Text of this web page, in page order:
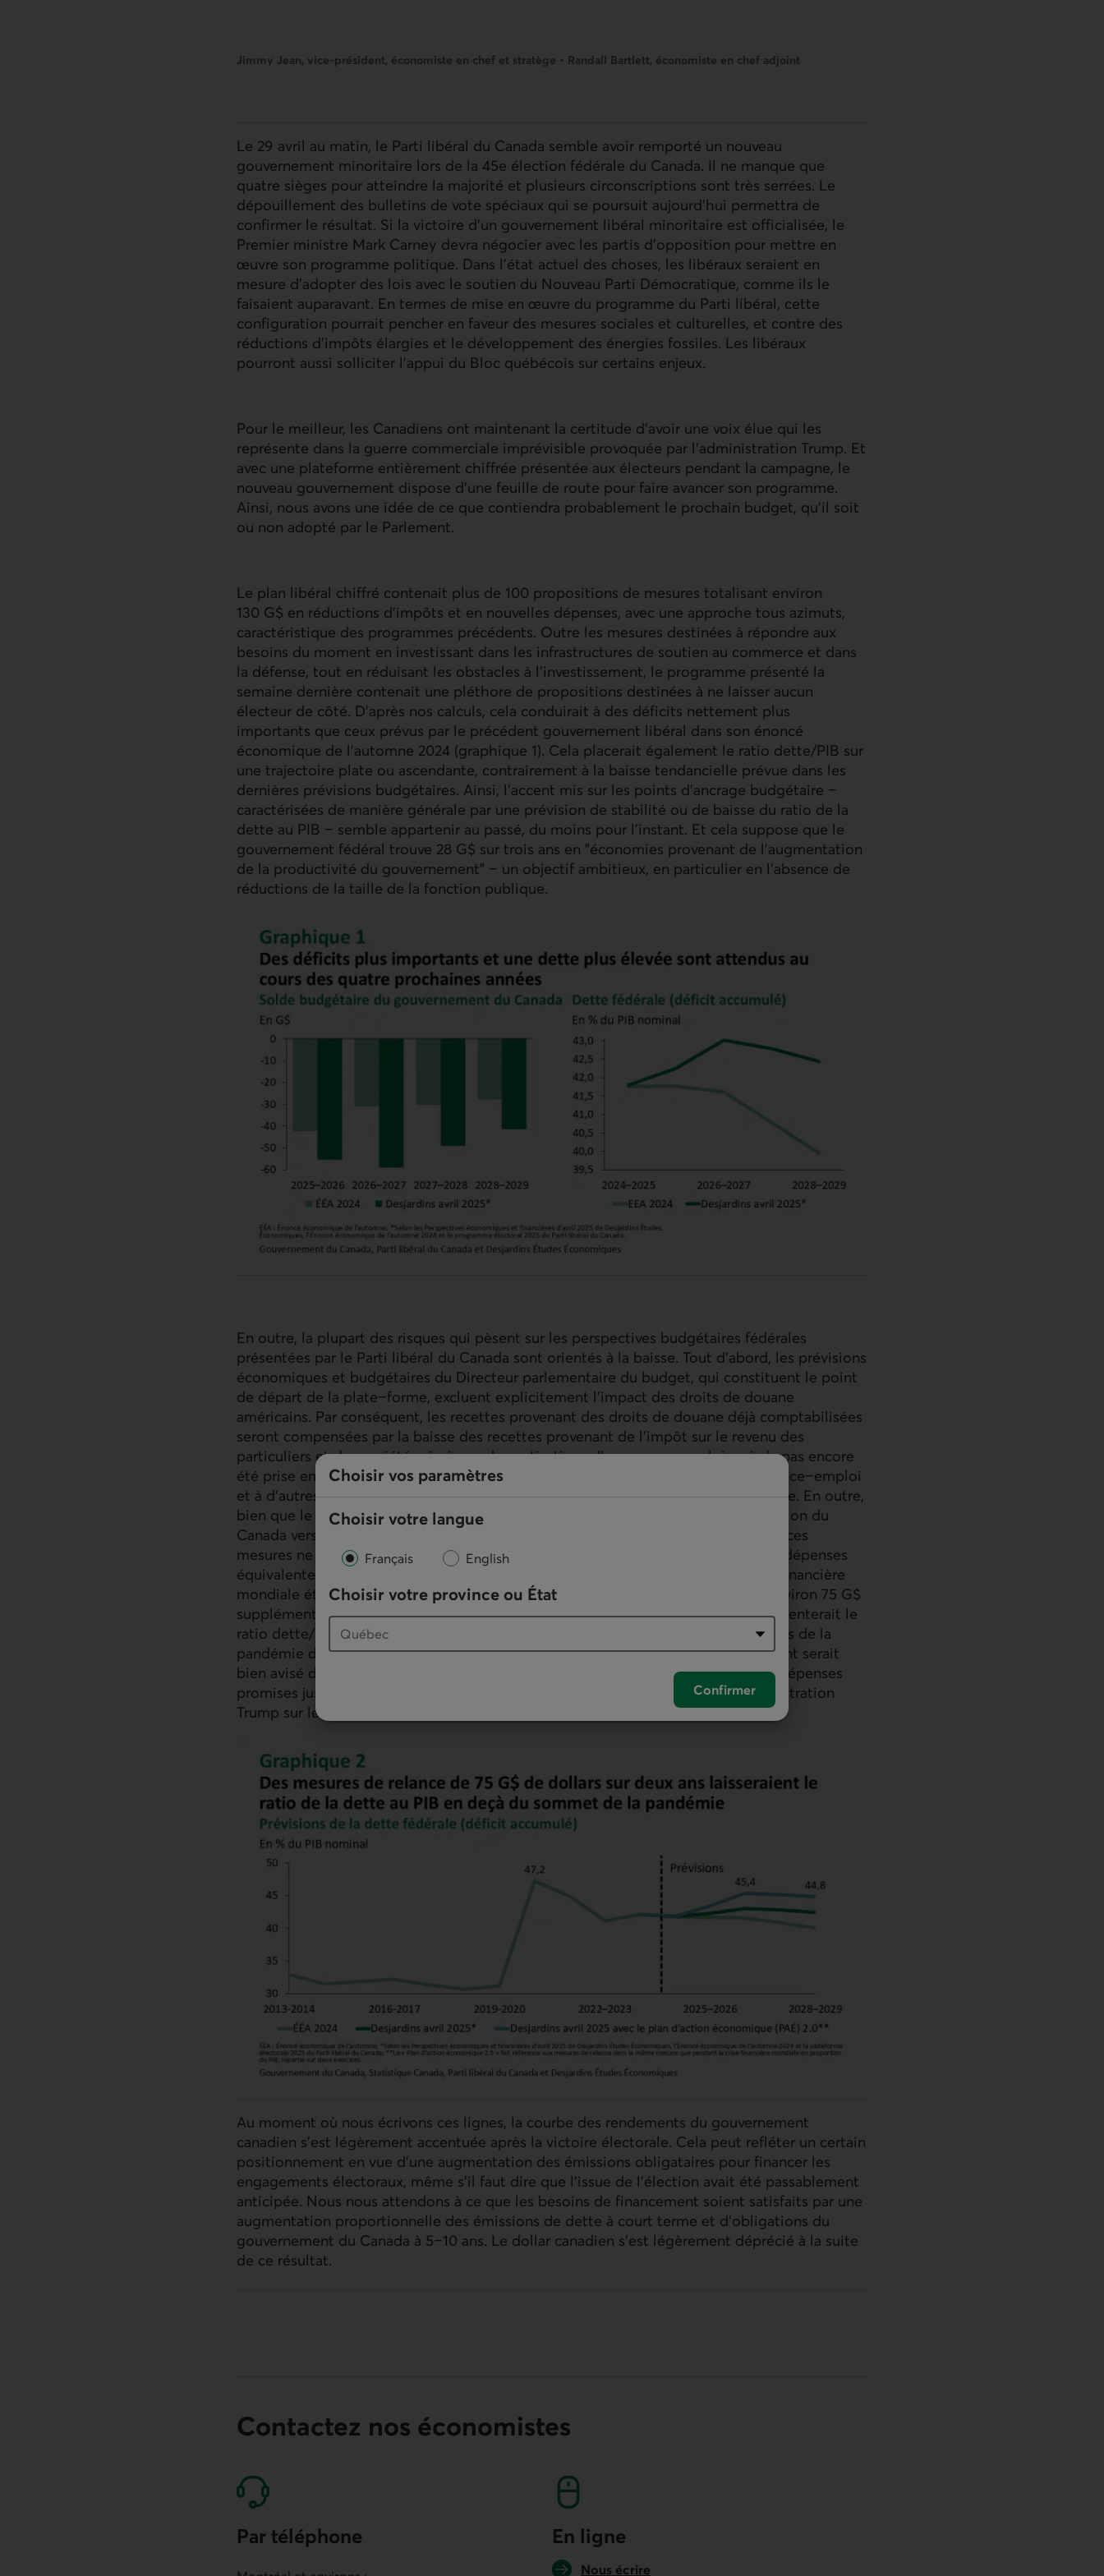
Choisir vos paramètres
Choisir votre langue
Français English
Choisir votre province ou État
Confirmer
Jimmy Jean, vice-président, économiste en chef et stratège • Randall Bartlett, économiste en chef adjoint
Le 29 avril au matin, le Parti libéral du Canada semble avoir remporté un nouveau
gouvernement minoritaire lors de la 45e élection fédérale du Canada. Il ne manque que
quatre sièges pour atteindre la majorité et plusieurs circonscriptions sont très serrées. Le
dépouillement des bulletins de vote spéciaux qui se poursuit aujourd'hui permettra de
confirmer le résultat. Si la victoire d'un gouvernement libéral minoritaire est officialisée, le
Premier ministre Mark Carney devra négocier avec les partis d'opposition pour mettre en
œuvre son programme politique. Dans l'état actuel des choses, les libéraux seraient en
mesure d'adopter des lois avec le soutien du Nouveau Parti Démocratique, comme ils le
faisaient auparavant. En termes de mise en œuvre du programme du Parti libéral, cette
configuration pourrait pencher en faveur des mesures sociales et culturelles, et contre des
réductions d'impôts élargies et le développement des énergies fossiles. Les libéraux
pourront aussi solliciter l’appui du Bloc québécois sur certains enjeux.
Pour le meilleur, les Canadiens ont maintenant la certitude d'avoir une voix élue qui les
représente dans la guerre commerciale imprévisible provoquée par l'administration Trump. Et
avec une plateforme entièrement chiffrée présentée aux électeurs pendant la campagne, le
nouveau gouvernement dispose d'une feuille de route pour faire avancer son programme.
Ainsi, nous avons une idée de ce que contiendra probablement le prochain budget, qu'il soit
ou non adopté par le Parlement.
Le plan libéral chiffré contenait plus de 100 propositions de mesures totalisant environ
130 G$ en réductions d'impôts et en nouvelles dépenses, avec une approche tous azimuts,
caractéristique des programmes précédents. Outre les mesures destinées à répondre aux
besoins du moment en investissant dans les infrastructures de soutien au commerce et dans
la défense, tout en réduisant les obstacles à l'investissement, le programme présenté la
semaine dernière contenait une pléthore de propositions destinées à ne laisser aucun
électeur de côté. D'après nos calculs, cela conduirait à des déficits nettement plus
importants que ceux prévus par le précédent gouvernement libéral dans son énoncé
économique de l’automne 2024 (graphique 1). Cela placerait également le ratio dette/PIB sur
une trajectoire plate ou ascendante, contrairement à la baisse tendancielle prévue dans les
dernières prévisions budgétaires. Ainsi, l'accent mis sur les points d’ancrage budgétaire −
caractérisées de manière générale par une prévision de stabilité ou de baisse du ratio de la
dette au PIB − semble appartenir au passé, du moins pour l'instant. Et cela suppose que le
gouvernement fédéral trouve 28 G$ sur trois ans en "économies provenant de l'augmentation
de la productivité du gouvernement" − un objectif ambitieux, en particulier en l'absence de
réductions de la taille de la fonction publique.
En outre, la plupart des risques qui pèsent sur les perspectives budgétaires fédérales
présentées par le Parti libéral du Canada sont orientés à la baisse. Tout d'abord, les prévisions
économiques et budgétaires du Directeur parlementaire du budget, qui constituent le point
de départ de la plate−forme, excluent explicitement l'impact des droits de douane
américains. Par conséquent, les recettes provenant des droits de douane déjà comptabilisées
seront compensées par la baisse des recettes provenant de l'impôt sur le revenu des
particuliers et des sociétés ainsi que des cotisations d'assurance−emploi, qui n'a pas encore
été prise en compte. L'augmentation des dépenses liées aux prestations d'assurance−emploi
et à d'autres sorties de fonds cycliques ne figurait pas non plus dans le programme. En outre,
bien que le programme libéral comprenne des mesures visant à soutenir la transition du
Canada vers une économie moins dépendante du commerce avec les États−Unis, ces
mesures ne suffiraient pas à faire contrepoids à une récession généralisée. Si des dépenses
équivalentes à celles prévues dans le Plan d'action économique pendant la crise financière
mondiale étaient mises en œuvre aujourd'hui, par exemple, cela représenterait environ 75 G$
supplémentaires sur deux ans. Une dépense à court terme de cette ampleur augmenterait le
ratio dette/
, tout en le maintenant probablement en dessous du pic atteint lors de la
pandémie de COVID−19 (graphique 2). Dans ce contexte, le nouveau gouvernement serait
bien avisé de faire preuve de parcimonie, en suspendant certaines des nouvelles dépenses
promises jusqu'à ce qu'il ait une meilleure visibilité sur ce que lui réserve l'administration
Trump sur le front commercial.
Au moment où nous écrivons ces lignes, la courbe des rendements du gouvernement
canadien s'est légèrement accentuée après la victoire électorale. Cela peut refléter un certain
positionnement en vue d'une augmentation des émissions obligataires pour financer les
engagements électoraux, même s’il faut dire que l’issue de l’élection avait été passablement
anticipée. Nous nous attendons à ce que les besoins de financement soient satisfaits par une
augmentation proportionnelle des émissions de dette à court terme et d'obligations du
gouvernement du Canada à 5−10 ans. Le dollar canadien s'est légèrement déprécié à la suite
de ce résultat.
Contactez nos économistes
Par téléphone En ligne
Nous écrire